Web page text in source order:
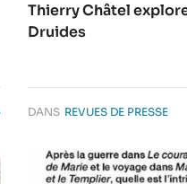
Thierry Châtel
Druides
DANS REVUES DE PRESSE